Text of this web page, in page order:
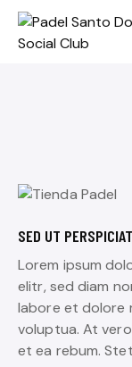
SED UT
Lorem ipsum
elitr, sed diam
labore et dolore
voluptua. At
et ea rebum.